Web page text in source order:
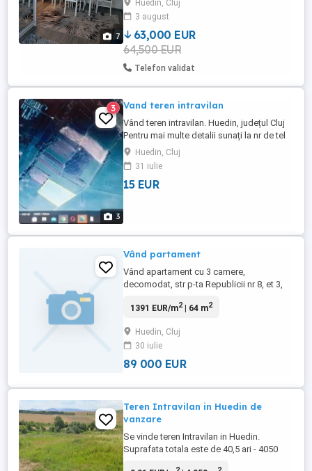
7
materiale de buna calitate . pt mai multe
relații la tel
Huedin, Cluj
3 august
63,000 EUR
64,500 EUR
Telefon validat
3
3 Vand teren intravilan
Vând teren intravilan. Huedin, județul Cluj
Pentru mai multe detalii sunați la nr de tel
Huedin, Cluj
31 iulie
15 EUR
Vând partament
Vând apartament cu 3 camere,
decomodat, str p-ta Republicii nr 8, et 3,
Telefon
1391 EUR/m2| 64 m2
Huedin, Cluj
30 iulie
89 000 EUR
Teren Intravilan in Huedin de
vanzare
Se vinde teren Intravilan in Huedin.
Suprafata totala este de 40,5 ari - 4050